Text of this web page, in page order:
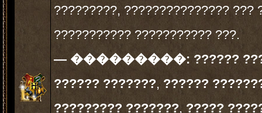
?????????, ??????????????? ???
??????????? ??????????? ???.
— ���������: ??????
?????? ???????, ??????
????????? ???????, ?????